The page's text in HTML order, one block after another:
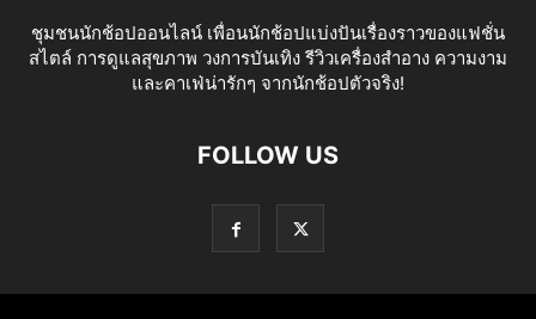
ชุมชนนักช้อปออนไลน์ เพื่อนนักช้อปแบ่งปันเรื่องราวของแฟชั่น
สไตล์ การดูแลสุขภาพ วงการบันเทิง รีวิวเครื่องสำอาง ความงาม
และคาเฟ่น่ารักๆ จากนักช้อปตัวจริง!
FOLLOW US